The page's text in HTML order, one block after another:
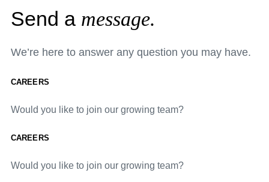
Send a message.
We’re here to answer any question you may have.
CAREERS
Would you like to join our growing team?
CAREERS
Would you like to join our growing team?